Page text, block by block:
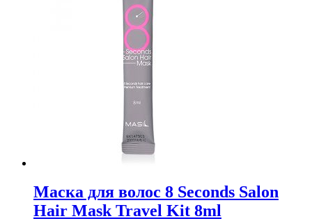
Маска для волос 8 Seconds Salon
Hair Mask Travel Kit 8ml